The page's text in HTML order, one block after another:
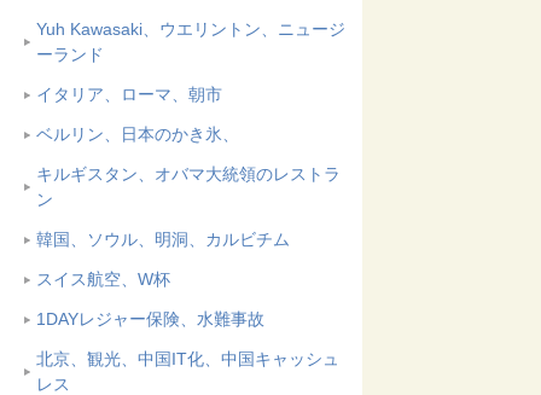
Yuh Kawasaki、ウエリントン、ニュージ
ーランド
イタリア、ローマ、朝市
ベルリン、日本のかき氷、
キルギスタン、オバマ大統領のレストラ
ン
韓国、ソウル、明洞、カルビチム
スイス航空、W杯
1DAYレジャー保険、水難事故
北京、観光、中国IT化、中国キャッシュ
レス